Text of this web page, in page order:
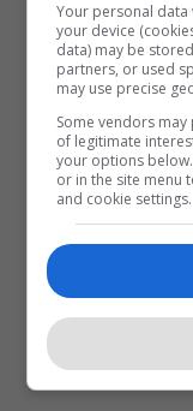
Your personal
your device
data) may be
partners, or used
may use precise
Some vendors
of legitimate
your options
or in the site menu
and cookie settings.